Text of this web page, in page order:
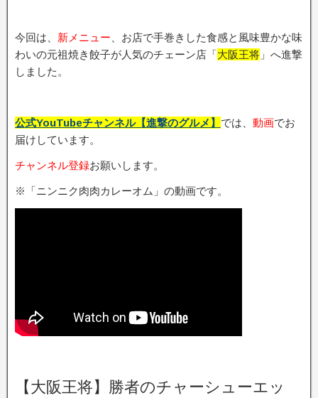
今回は、 新メニュー 、お店で手巻きした食感と風味豊かな味
わいの元祖焼き餃子が人気のチェーン店「大阪王将 」へ進撃
しました。
公式YouTubeチャンネル【進撃のグルメ】 では、 動画でお
届けしています。
チャンネル登録お願いします。
※「ニンニク肉肉カレーオム」の動画です。
【大阪王将】勝者のチャーシューエッ